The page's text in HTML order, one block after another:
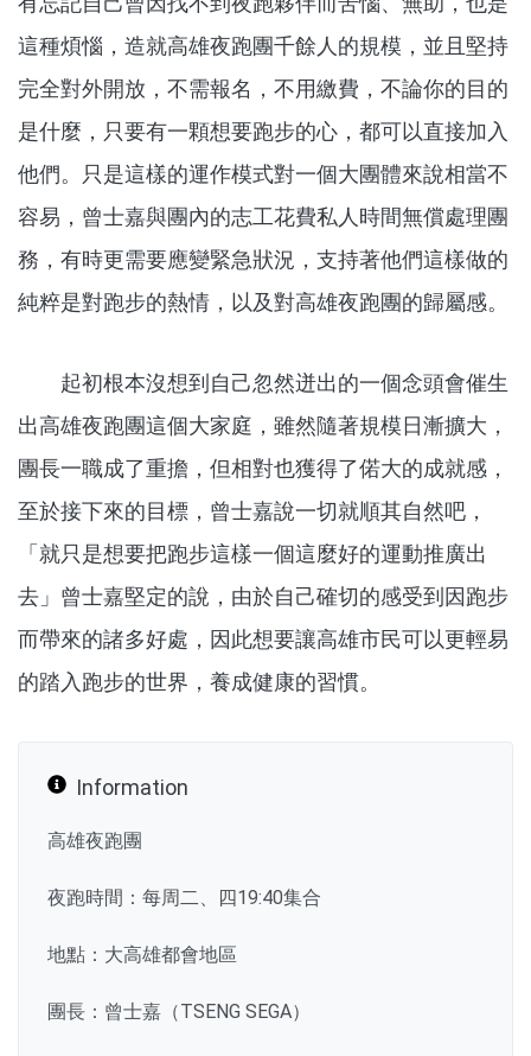
這種煩惱，造就高雄夜跑團千餘人的規模，並且堅持
完全對外開放，不需報名，不用繳費，不論你的目的
是什麼，只要有一顆想要跑步的心，都可以直接加入
他們。只是這樣的運作模式對一個大團體來說相當不
容易，曾士嘉與團內的志工花費私人時間無償處理團
務，有時更需要應變緊急狀況，支持著他們這樣做的
純粹是對跑步的熱情，以及對高雄夜跑團的歸屬感。
起初根本沒想到自己忽然迸出的一個念頭會催生
出高雄夜跑團這個大家庭，雖然隨著規模日漸擴大，
團長一職成了重擔，但相對也獲得了偌大的成就感，
至於接下來的目標，曾士嘉說一切就順其自然吧，
「就只是想要把跑步這樣一個這麼好的運動推廣出
去」曾士嘉堅定的說，由於自己確切的感受到因跑步
而帶來的諸多好處，因此想要讓高雄市民可以更輕易
的踏入跑步的世界，養成健康的習慣。
Information
高雄夜跑團
夜跑時間：每周二、四19:40集合
地點：大高雄都會地區
團長：曾士嘉（TSENG SEGA）